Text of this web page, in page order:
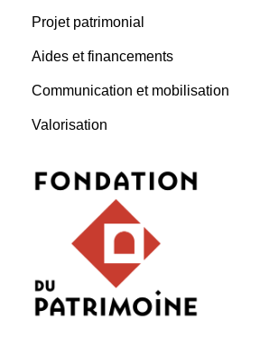
Projet patrimonial
Aides et financements
Communication et mobilisation
Valorisation